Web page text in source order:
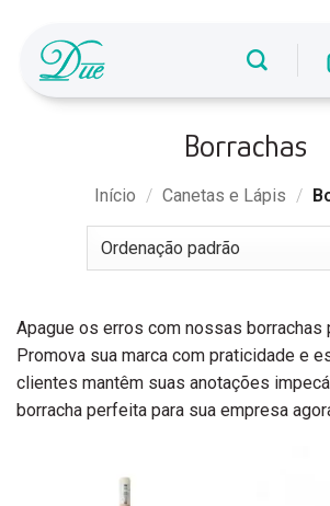
content
Borrachas
Início / Canetas e Lápis /
Apague os erros com nossas borrachas
Promova sua marca com praticidade e
clientes mantêm suas anotações
borracha perfeita para sua empresa